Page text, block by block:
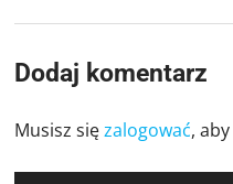
Dodaj komentarz
Musisz sięzalogować,